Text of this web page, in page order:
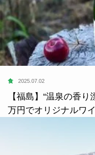
食 2025.07.02
【福島】“温泉の香
万円でオリジナルワ